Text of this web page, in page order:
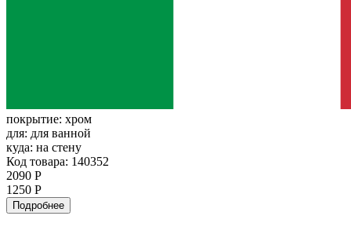
покрытие: хром
для: для ванной
куда: на стену
Код товара: 140352
2090 Р
1250 Р
Подробнее